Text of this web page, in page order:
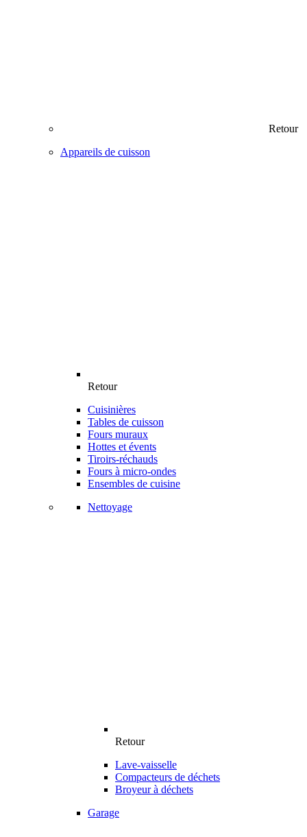
Retour
Appareils de cuisson
Retour
Cuisinières
Tables de cuisson
Fours muraux
Hottes et évents
Tiroirs-réchauds
Fours à micro-ondes
Ensembles de cuisine
Nettoyage
Retour
Lave-vaisselle
Compacteurs de déchets
Broyeur à déchets
Garage